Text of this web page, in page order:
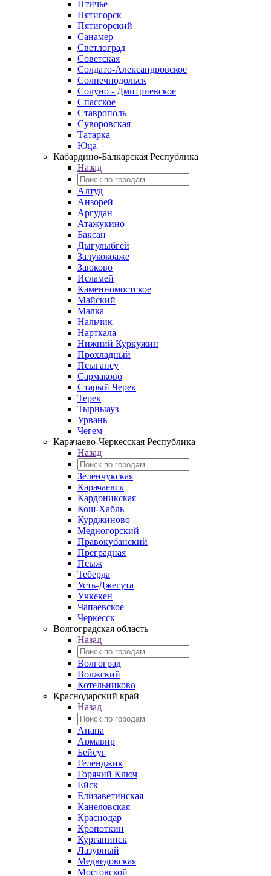
Птичье
Пятигорск
Пятигорский
Санамер
Светлоград
Советская
Солдато-Александровское
Солнечнодольск
Солуно - Дмитриевское
Спасское
Ставрополь
Суворовская
Татарка
Юца
Кабардино‑Балкарская Республика
Назад
Алтуд
Анзорей
Аргудан
Атажукино
Баксан
Дыгулыбгей
Залукокоаже
Заюково
Исламей
Каменномостское
Майский
Малка
Нальчик
Нарткала
Нижний Куркужин
Прохладный
Псыгансу
Сармаково
Старый Черек
Терек
Тырныауз
Урвань
Чегем
Карачаево-Черкесская Республика
Назад
Зеленчукская
Карачаевск
Кардоникская
Кош-Хабль
Курджиново
Медногорский
Правокубанский
Преградная
Псыж
Теберда
Усть-Джегута
Учкекен
Чапаевское
Черкесск
Волгоградская область
Назад
Волгоград
Волжский
Котельниково
Краснодарский край
Назад
Анапа
Армавир
Бейсуг
Геленджик
Горячий Ключ
Ейск
Елизаветинская
Канеловская
Краснодар
Кропоткин
Курганинск
Лазурный
Медведовская
Мостовской